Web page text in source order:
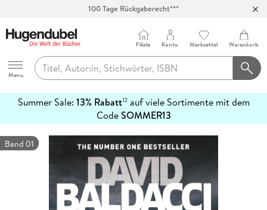
Abholung in über 100 Filialen
Hugendubel
Menu
Filiale Konto Merkzettel Warenkorb
Summer Sale: 13% Rabatt12auf viele Sortimente mit dem
CodeSOMMER13
erfahren
Band 01